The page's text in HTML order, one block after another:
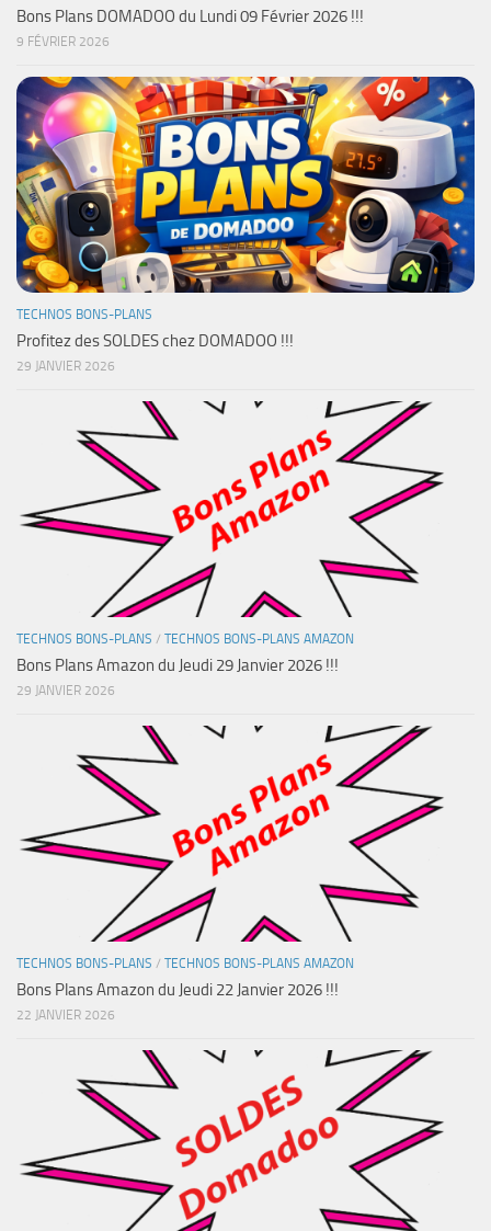
Bons Plans DOMADOO du Lundi 09 Février 2026 !!!
9 FÉVRIER 2026
TECHNOS BONS-PLANS
Profitez des SOLDES chez DOMADOO !!!
29 JANVIER 2026
TECHNOS BONS-PLANS / TECHNOS BONS-PLANS AMAZON
Bons Plans Amazon du Jeudi 29 Janvier 2026 !!!
29 JANVIER 2026
TECHNOS BONS-PLANS / TECHNOS BONS-PLANS AMAZON
Bons Plans Amazon du Jeudi 22 Janvier 2026 !!!
22 JANVIER 2026